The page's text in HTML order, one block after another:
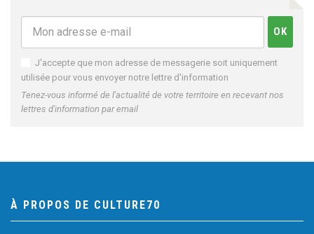
J'accepte que mon adresse de messagerie soit uniquement
utilisée pour vous envoyer notre lettre d'information
Tenez-vous informé de l'actualité de votre territoire en recevant nos
lettres d'information par email
À PROPOS DE CULTURE70